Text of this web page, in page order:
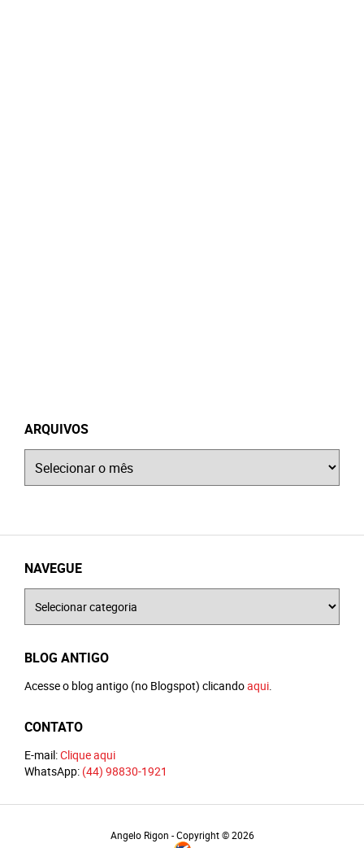
ARQUIVOS
NAVEGUE
BLOG ANTIGO
Acesse o blog antigo (no Blogspot) clicandoaqui.
CONTATO
E-mail:Clique aqui
WhatsApp: (44) 98830-1921
Angelo Rigon - Copyright © 2026